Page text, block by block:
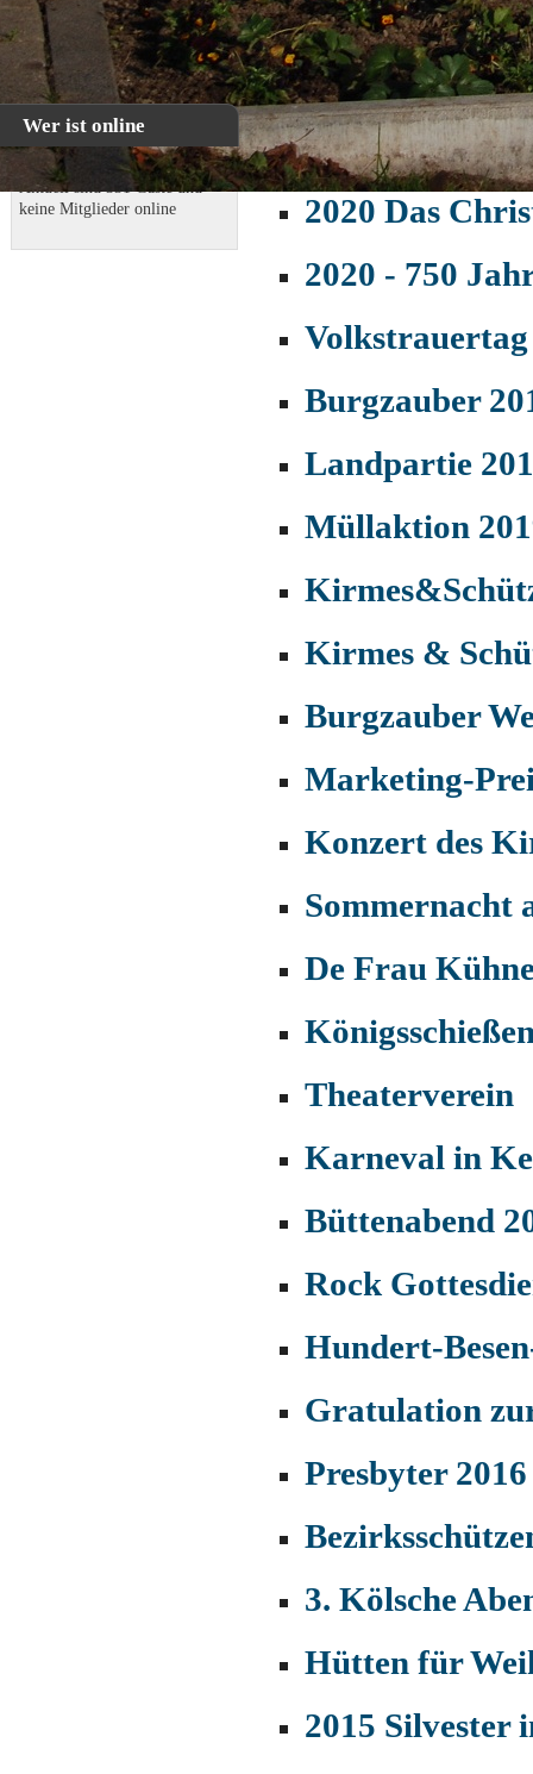
Kontakt
Veranstaltungskalender
Wer ist online
Aktuell sind 331 Gäste und
keine Mitglieder online
2022
2021
2021 Ein
2020 Das
2020 - 750
Volkstrauertag
Burgzauber
Landpartie
Müllaktion
Kirmes &
Burgzauber
Marketing-
Konzert des
Sommernacht
De Frau
Theaterverein
Karneval in
Büttenabend
Rock
Hundert-
Gratulation
Presbyter 2016
3. Kölsche
Hütten für
2015 Silvester